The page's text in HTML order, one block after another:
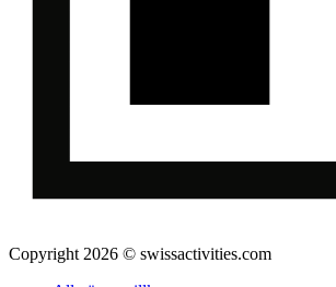
Copyright 2026 © swissactivities.com